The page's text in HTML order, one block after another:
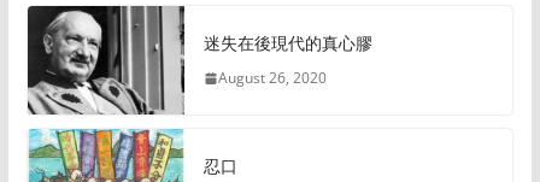
迷失在後現代的真心膠
August 26, 2020
忍口